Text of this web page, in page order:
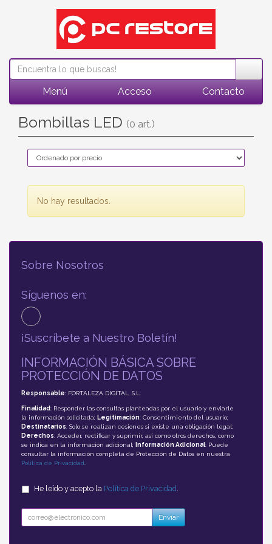
Menú Acceso Contacto
Bombillas LED (0 art.)
No hay resultados.
Sobre Nosotros
Síguenos en:
¡Suscríbete a Nuestro Boletín!
INFORMACIÓN BÁSICA SOBRE
PROTECCIÓN DE DATOS
Responsable: FORTALEZA DIGITAL, S.L.
Finalidad: Responder las consultas planteadas por el usuario y enviarle
la información solicitada; Legitimación: Consentimiento del usuario;
Destinatarios: Solo se realizan cesiones si existe una obligación legal;
Derechos: Acceder, rectificar y suprimir, así como otros derechos, como
se indica en la información adicional;
Información Adicional: Puede
consultar la información completa de Protección de Datos en nuestra
Política de Privacidad
He leído y acepto la Política de Privacidad .
Enviar